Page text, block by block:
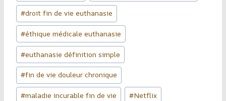
publication :
#droit fin de vie euthanasie
#éthique médicale euthanasie
#euthanasie définition simple
#fin de vie douleur chronique
#maladie incurable fin de vie #Netflix